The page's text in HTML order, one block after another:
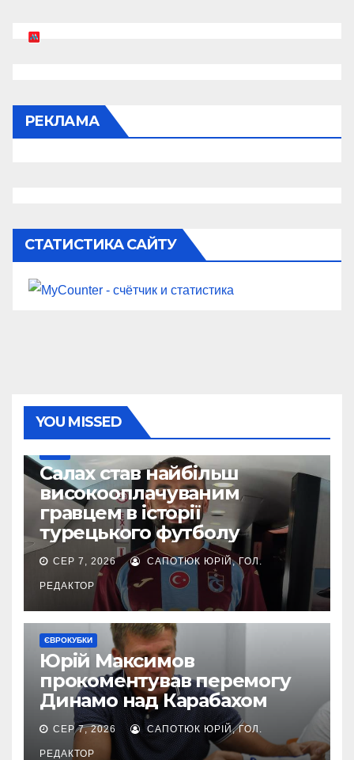
РЕКЛАМА
СТАТИСТИКА САЙТУ
YOU MISSED
Салах став найбільш
високооплачуваним
гравцем в історії
турецького футболу
СЕР 7, 2026 САПОТЮК ЮРІЙ, ГОЛ.
РЕДАКТОР
ЄВРОКУБКИ
Юрій Максимов
прокоментував перемогу
Динамо над Карабахом
СЕР 7, 2026 САПОТЮК ЮРІЙ, ГОЛ.
РЕДАКТОР